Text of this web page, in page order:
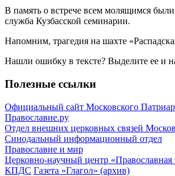
В память о встрече всем молящимся
служба Кузбасской семинарии.
Напомним, трагедия на шахте
Нашли ошибку в тексте? Выделите ее и
Полезные ссылки
Официальный сайт Московского
Православие.ру
Отдел внешних церковных связей
Синодальный информационный отдел
Православие и мир
Церковно-научный центр «Православная
КПДС Газета «Глагол» (архив)